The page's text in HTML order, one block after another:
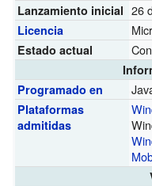
Lanzamiento inicial 26
Licencia
Estado actual
Programado en
Plataformas
admitidas